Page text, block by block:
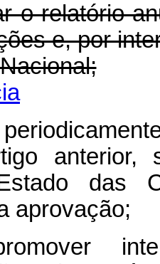
o relatório
e, por
anterior,
das
aprovação;